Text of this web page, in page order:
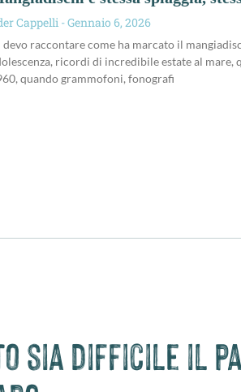
Cappelli Gennaio 6, 2026
devo raccontare come ha marcato il
ricordi di incredibile estate al mare,
quando grammofoni, fonografi
sia difficile il